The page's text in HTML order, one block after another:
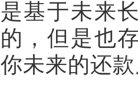
是基于未来
的，但是也
你未来的还